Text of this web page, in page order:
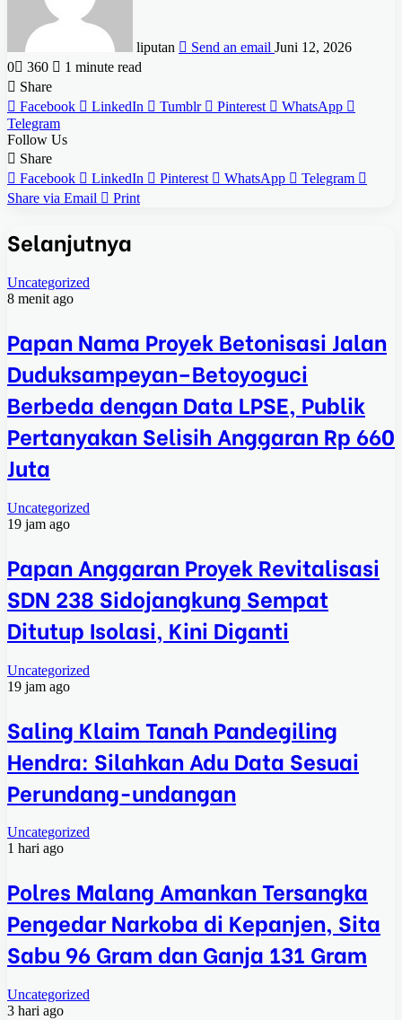
liputan Send an email Juni 12, 2026
0
360
1 minute read
Share
Facebook
LinkedIn Tumblr Pinterest
WhatsApp
Telegram
Follow Us
Share
Facebook
LinkedIn Pinterest WhatsApp
Telegram
Share via Email
Print
Selanjutnya
Uncategorized
8 menit ago
Papan Nama Proyek Betonisasi Jalan
Duduksampeyan–Betoyoguci
Berbeda dengan Data LPSE, Publik
Pertanyakan Selisih Anggaran Rp 660
Juta
Uncategorized
19 jam ago
Papan Anggaran Proyek Revitalisasi
SDN 238 Sidojangkung Sempat
Ditutup Isolasi, Kini Diganti
Uncategorized
19 jam ago
Saling Klaim Tanah Pandegiling
Hendra: Silahkan Adu Data Sesuai
Perundang-undangan
Uncategorized
1 hari ago
Polres Malang Amankan Tersangka
Pengedar Narkoba di Kepanjen, Sita
Sabu 96 Gram dan Ganja 131 Gram
Uncategorized
3 hari ago